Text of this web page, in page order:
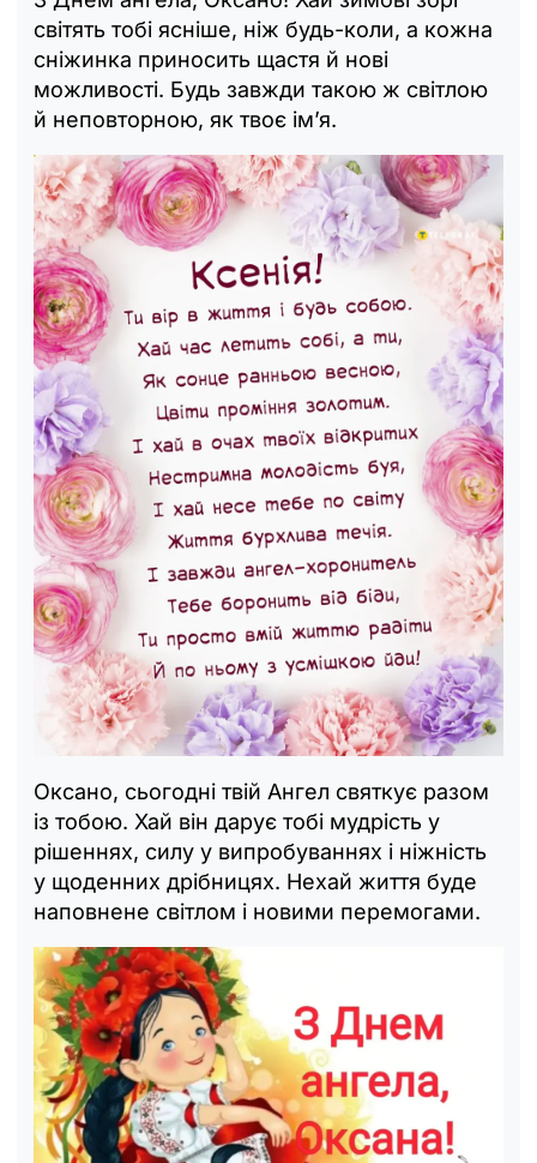
світять тобі ясніше, ніж будь-коли, а кожна
сніжинка приносить щастя й нові
можливості. Будь завжди такою ж світлою
й неповторною, як твоє ім’я.
Оксано, сьогодні твій Ангел святкує разом
із тобою. Хай він дарує тобі мудрість у
рішеннях, силу у випробуваннях і ніжність
у щоденних дрібницях. Нехай життя буде
наповнене світлом і новими перемогами.